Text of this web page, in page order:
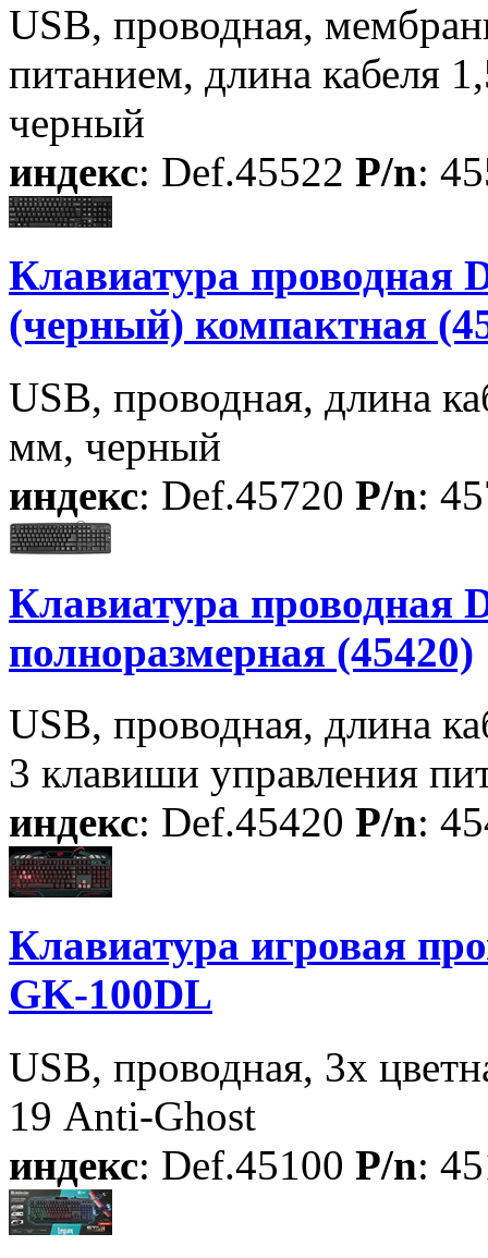
USB, проводная,
питанием, длина кабеля
черный
индекс: Def.45522 P/n:
Клавиатура проводная
(черный) компактная
USB, проводная, длина
мм, черный
индекс: Def.45720 P/n:
Клавиатура проводная
полноразмерная (45420)
USB, проводная, длина
3 клавиши управления
индекс: Def.45420 P/n:
Клавиатура игровая
GK-100DL
USB, проводная, 3х
19 Anti-Ghost
индекс: Def.45100 P/n: